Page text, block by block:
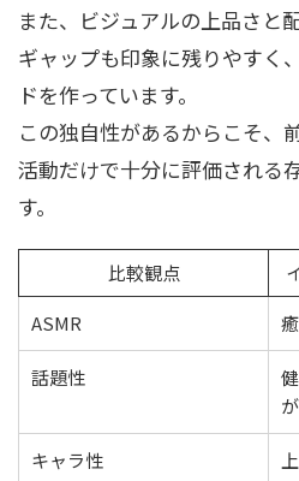
また、ビジュアルの上品さと
ギャップも印象に残りやすく
ドを作っています。
この独自性があるからこそ、
活動だけで十分に評価される
す。
比較観点
ASMR
話題性
キャラ性